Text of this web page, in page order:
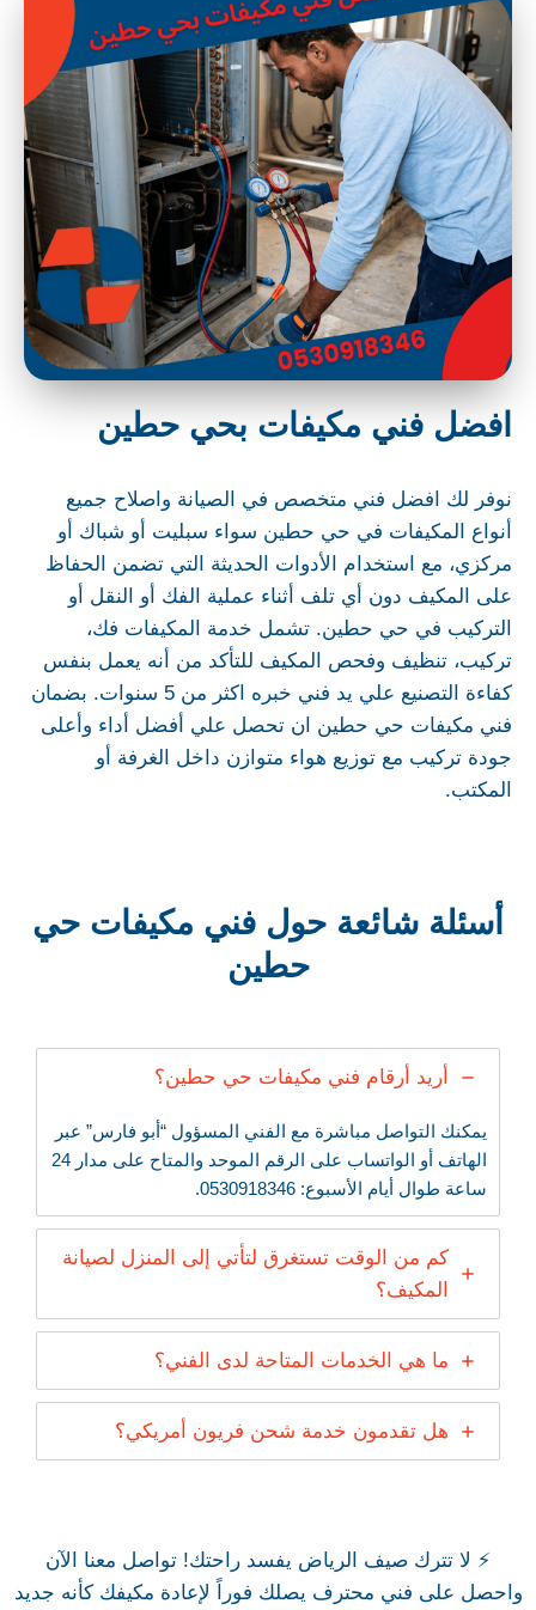
افضل فني مكيفات بحي حطين
نوفر لك افضل فني متخصص في الصيانة واصلاح جميع
أنواع المكيفات في حي حطين سواء سبليت أو شباك أو
مركزي، مع استخدام الأدوات الحديثة التي تضمن الحفاظ
على المكيف دون أي تلف أثناء عملية الفك أو النقل أو
التركيب في حي حطين. تشمل خدمة المكيفات فك،
تركيب، تنظيف وفحص المكيف للتأكد من أنه يعمل بنفس
كفاءة التصنيع علي يد فني خبره اكثر من 5 سنوات. بضمان
فني مكيفات حي حطين ان تحصل علي أفضل أداء وأعلى
جودة تركيب مع توزيع هواء متوازن داخل الغرفة أو
المكتب.
أسئلة شائعة حول فني مكيفات حي
حطين
أريد أرقام فني مكيفات حي حطين؟
يمكنك التواصل مباشرة مع الفني المسؤول “أبو فارس” عبر
الهاتف أو الواتساب على الرقم الموحد والمتاح على مدار 24
ساعة طوال أيام الأسبوع: 0530918346.
كم من الوقت تستغرق لتأتي إلى المنزل لصيانة
المكيف؟
ما هي الخدمات المتاحة لدى الفني؟
هل تقدمون خدمة شحن فريون أمريكي؟
⚡ لا تترك صيف الرياض يفسد راحتك! تواصل معنا الآن
واحصل على فني محترف يصلك فوراً لإعادة مكيفك كأنه جديد